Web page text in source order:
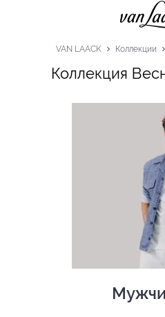
VAN LAACK Коллекции
Коллекция